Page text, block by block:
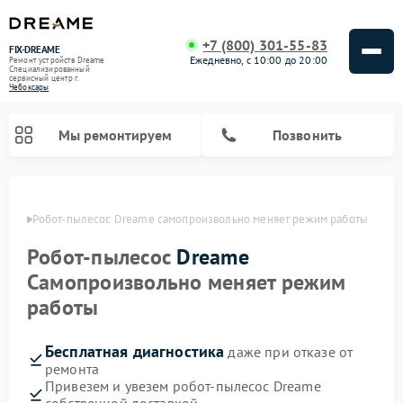
FIX-DREAME
Ремонт устройств Dreame
Специализированный
cервисный центр г.
Чебоксары
+7 (800) 301-55-83
Ежедневно, с 10:00 до 20:00
Мы ремонтируем Позвонить
Робот-пылесос Dreame самопроизвольно меняет режим работы
Робот-пылесос Dreame
Самопроизвольно меняет режим
работы
Бесплатная диагностика даже при отказе от
ремонта
Привезем и увезем робот-пылесос Dreame